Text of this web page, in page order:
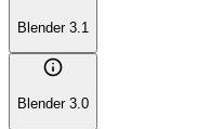
Blender 3.1
info
Blender 3.0